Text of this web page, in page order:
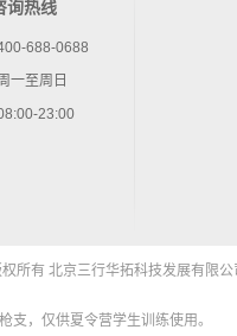
询热线
688-0688
一至周日
23:00
所有 北京三行华拓科技发展有限公
支，仅供夏令营学生训练使用。